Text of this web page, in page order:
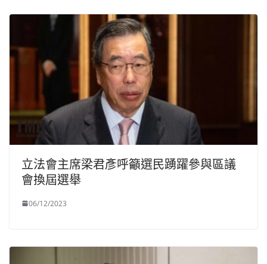
立法會主席梁君彥呼籲選民踴躍參與區議
會換屆選舉
06/12/2023